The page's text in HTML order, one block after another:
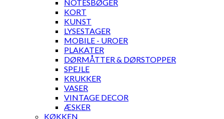
NOTESBØGER
KORT
KUNST
LYSESTAGER
MOBILE - UROER
PLAKATER
DØRMÅTTER & DØRSTOPPER
SPEJLE
KRUKKER
VASER
VINTAGE DECOR
ÆSKER
KØKKEN